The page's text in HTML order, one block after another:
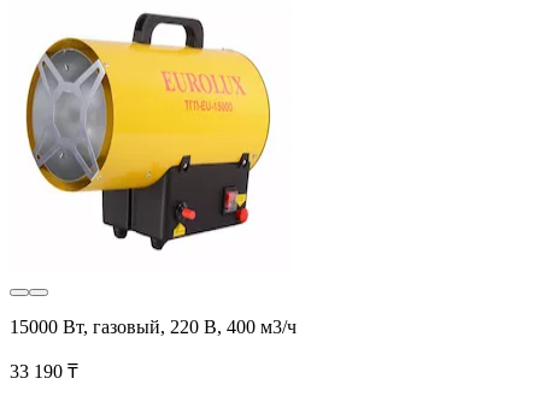
15000 Вт, газовый, 220 В, 400 м3/ч
33 190 ₸